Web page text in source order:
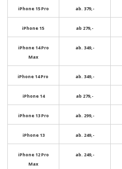
iPhone 15 Pro ab. 379,-
iPhone 15 ab 279,-
iPhone 14 Pro
Max
ab. 349,-
iPhone 14 Pro ab. 349,-
iPhone 14 ab 279,-
iPhone 13 Pro ab. 299,-
iPhone 13 ab. 249,-
iPhone 12 Pro
Max
ab. 249,-